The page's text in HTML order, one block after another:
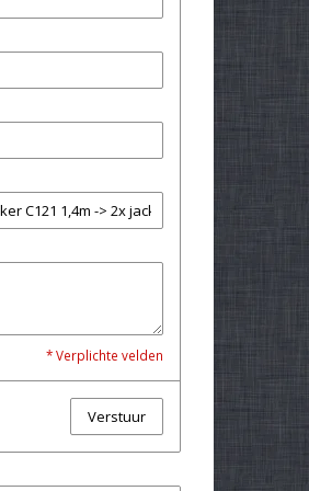
* Verplichte velden
Verstuur